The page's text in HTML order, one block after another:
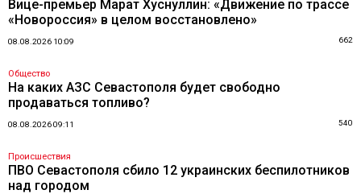
Вице-премьер Марат Хуснуллин: «Движение по трассе
«Новороссия» в целом восстановлено»
08.08.2026 10:09 662
Общество
На каких АЗС Севастополя будет свободно
продаваться топливо?
08.08.2026 09:11 540
Происшествия
ПВО Севастополя сбило 12 украинских беспилотников
над городом